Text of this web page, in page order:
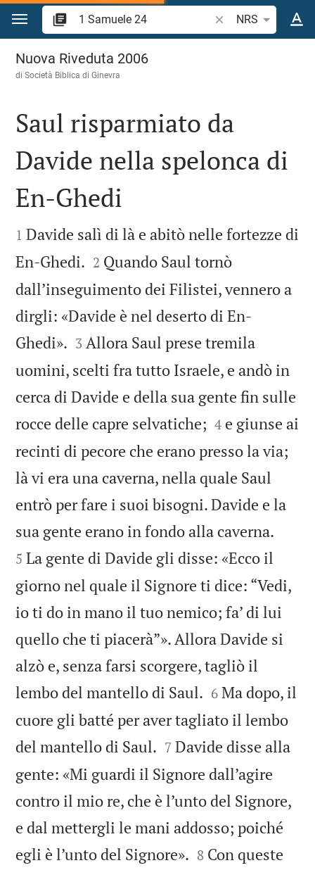
Vai al contenuto
Ricerca verso
NRS
1 Samuele 24
Nuova Riveduta 2006
di Società Biblica di Ginevra

Saul risparmiato da
Davide nella spelonca di
En-Ghedi

1 Davide salì di là e abitò nelle fortezze di
En-Ghedi. 

2 Quando Saul tornò
dall’inseguimento dei Filistei, vennero a
dirgli: «Davide è nel deserto di En-
Ghedi». 

3 Allora Saul prese tremila
uomini, scelti fra tutto Israele, e andò in
cerca di Davide e della sua gente fin sulle
rocce delle capre selvatiche; 

4 e giunse ai
recinti di pecore che erano presso la via;
là vi era una caverna, nella quale Saul
entrò per fare i suoi bisogni. Davide e la
sua gente erano in fondo alla caverna.
5 La gente di Davide gli disse: «Ecco il
giorno nel quale il Signore ti dice: “Vedi,
io ti do in mano il tuo nemico; fa’ di lui
quello che ti piacerà”». Allora Davide si
alzò e, senza farsi scorgere, tagliò il
lembo del mantello di Saul. 

6 Ma dopo, il
cuore gli batté per aver tagliato il lembo
del mantello di Saul. 

7 Davide disse alla
gente: «Mi guardi il Signore dall’agire
contro il mio re, che è l’unto del Signore,
e dal mettergli le mani addosso; poiché
egli è l’unto del Signore». 

8 Con queste